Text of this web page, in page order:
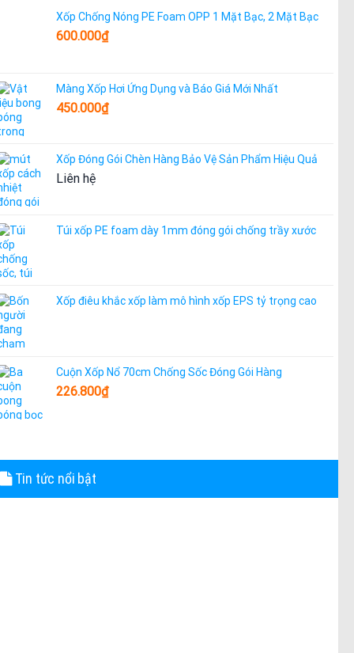
Xốp Chống Nóng PE Foam OPP 1 Mặt Bạc, 2 Mặt Bạc
600.000₫
Màng Xốp Hơi Ứng Dụng và Báo Giá Mới Nhất
450.000₫
Xốp Đóng Gói Chèn Hàng Bảo Vệ Sản Phẩm Hiệu Quả
Liên hệ
Túi xốp PE foam dày 1mm đóng gói chống trầy xước
Xốp điêu khắc xốp làm mô hình xốp EPS tỷ trọng cao
Cuộn Xốp Nổ 70cm Chống Sốc Đóng Gói Hàng
226.800₫
Tin tức nổi bật